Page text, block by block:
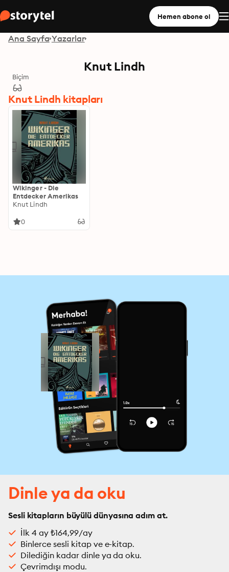
Hemen abone ol
Ana Sayfa Yazarlar
Knut Lindh
Biçim
Knut Lindh kitapları
Wikinger - Die
Entdecker Amerikas
Knut Lindh
0
Dinle ya da oku
Sesli kitapların büyülü dünyasına adım at.
İlk 4 ay ₺164,99/ay
Binlerce sesli kitap ve e-kitap.
Dilediğin kadar dinle ya da oku.
Çevrimdışı modu.